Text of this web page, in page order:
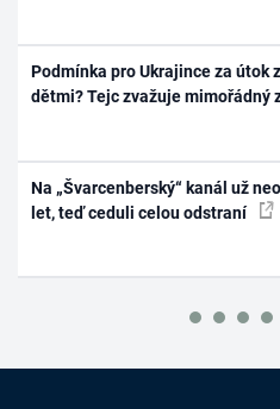
Podmínka pro Ukrajince za útok
dětmi? Tejc zvažuje mimořádný
Na „Švarcenberský“ kanál už
let, teď ceduli celou odstraní